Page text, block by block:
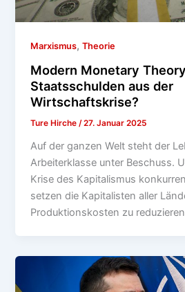
Marxismus,Theorie
Modern Monetary
Staatsschulden aus der
Wirtschaftskrise?
Ture Hirche/27. Januar 2025
Auf der ganzen Welt steht der
Arbeiterklasse unter Beschuss.
Krise des Kapitalismus
setzen die Kapitalisten aller
Produktionskosten zu